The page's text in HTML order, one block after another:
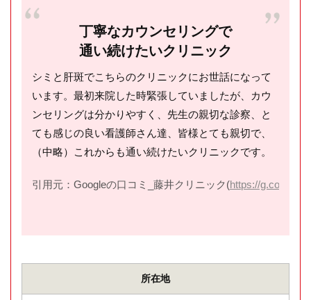
丁寧なカウンセリングで
通い続けたいクリニック
シミと肝斑でこちらのクリニックにお世話になって
います。最初来院した時緊張していましたが、カウ
ンセリングは分かりやすく、先生の親切な診察、と
ても感じの良い看護師さん達、皆様とても親切で、
（中略）これからも通い続けたいクリニックです。
引用元：Googleの口コミ_藤井クリニック(https://g.co/kgs/
所在地